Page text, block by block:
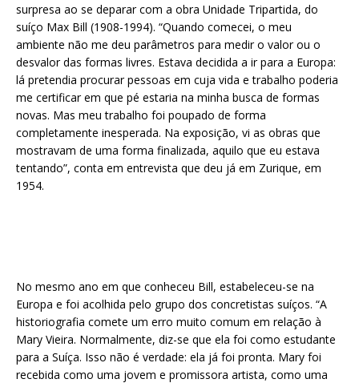
surpresa ao se deparar com a obra Unidade Tripartida, do
suíço Max Bill (1908-1994). “Quando comecei, o meu
ambiente não me deu parâmetros para medir o valor ou o
desvalor das formas livres. Estava decidida a ir para a Europa:
lá pretendia procurar pessoas em cuja vida e trabalho poderia
me certificar em que pé estaria na minha busca de formas
novas. Mas meu trabalho foi poupado de forma
completamente inesperada. Na exposição, vi as obras que
mostravam de uma forma finalizada, aquilo que eu estava
tentando”, conta em entrevista que deu já em Zurique, em
1954.
No mesmo ano em que conheceu Bill, estabeleceu-se na
Europa e foi acolhida pelo grupo dos concretistas suíços. “A
historiografia comete um erro muito comum em relação à
Mary Vieira. Normalmente, diz-se que ela foi como estudante
para a Suíça. Isso não é verdade: ela já foi pronta. Mary foi
recebida como uma jovem e promissora artista, como uma